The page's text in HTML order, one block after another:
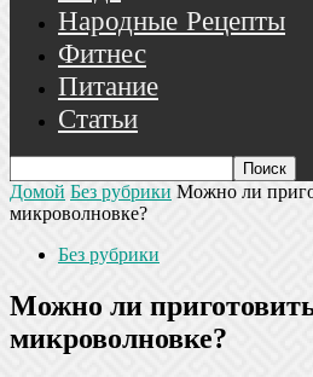
Народные Рецепты
Фитнес
Питание
Статьи
Домой Без рубрики Можно ли
микроволновке?
Без рубрики
Можно ли
микроволновке?